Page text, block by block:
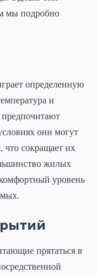
мы подробно
определенную
и
они могут
что сокращает их
жилых
уровень
прятаться в